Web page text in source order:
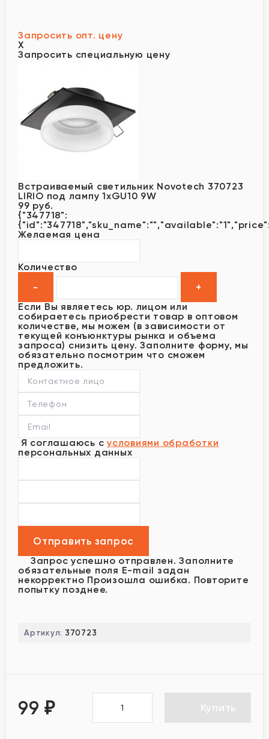
Запросить опт. цену
X
Запросить специальную цену
Встраиваемый светильник Novotech 370723
LIRIO под лампу 1xGU10 9W
99 руб.
{"347718":
Желаемая цена
Количество
Если Вы являетесь юр. лицом или
собираетесь приобрести товар в оптовом
количестве, мы можем (в зависимости от
текущей конъюнктуры рынка и объема
запроса) снизить цену. Заполните форму, мы
обязательно посмотрим что сможем
предложить.
Я соглашаюсь с условиями обработки
персональных данных
Запрос успешно отправлен. Заполните
обязательные поля E-mail задан
некорректно Произошла ошибка. Повторите
попытку позднее.
Артикул: 370723
99₽ Купить